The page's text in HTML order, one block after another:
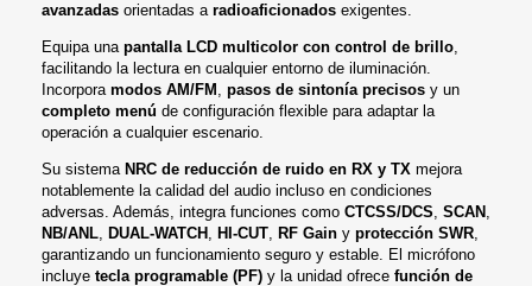
avanzadas orientadas a radioaficionados exigentes.
Equipa una pantalla LCD multicolor con control de brillo,
facilitando la lectura en cualquier entorno de iluminación.
Incorpora modos AM/FM , pasos de sintonía precisos y un
completo menú de configuración flexible para adaptar la
operación a cualquier escenario.
Su sistema NRC de reducción de ruido en RX y TX mejora
notablemente la calidad del audio incluso en condiciones
adversas. Además, integra funciones como CTCSS/DCS, SCAN ,
NB/ANL, DUAL‑WATCH , HI‑CUT, RF Gain y protección SWR,
garantizando un funcionamiento seguro y estable. El micrófono
incluye tecla programable (PF) y la unidad ofrece función de